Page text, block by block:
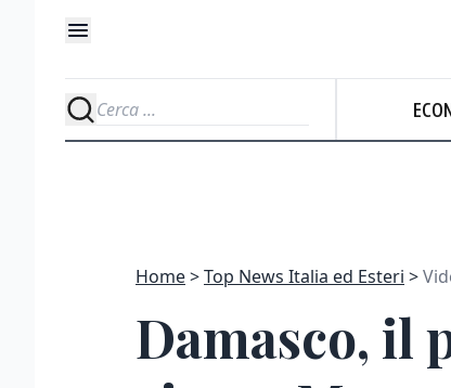
Home Top News Italia ed Esteri
Damasco, il